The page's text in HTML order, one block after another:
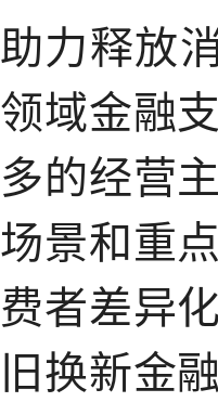
助力释放
领域金融
多的经营
场景和重
费者差异
旧换新金